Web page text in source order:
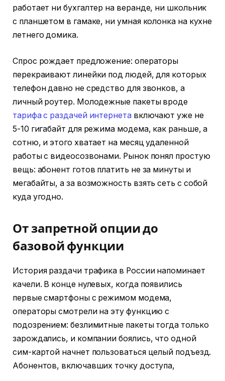
работает ни бухгалтер на веранде, ни школьник
с планшетом в гамаке, ни умная колонка на кухне
летнего домика.
Спрос рождает предложение: операторы
перекраивают линейки под людей, для которых
телефон давно не средство для звонков, а
личный роутер. Молодежные пакеты вроде
тарифа с раздачей интернета включают уже не
5-10 гигабайт для режима модема, как раньше, а
сотню, и этого хватает на месяц удаленной
работы с видеосозвонами. Рынок понял простую
вещь: абонент готов платить не за минуты и
мегабайты, а за возможность взять сеть с собой
куда угодно.
От запретной опции до
базовой функции
История раздачи трафика в России напоминает
качели. В конце нулевых, когда появились
первые смартфоны с режимом модема,
операторы смотрели на эту функцию с
подозрением: безлимитные пакеты тогда только
зарождались, и компании боялись, что одной
сим-картой начнет пользоваться целый подъезд.
Абонентов, включавших точку доступа,